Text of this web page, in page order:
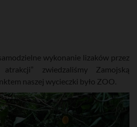
wykonanie lizaków przez
zwiedzaliśmy Zamojską
naszej wycieczki było ZOO.